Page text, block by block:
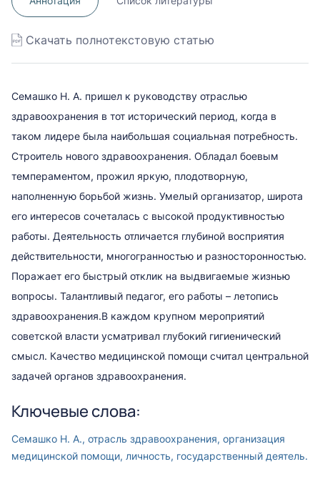
Скачать полнотекстовую статью
Семашко Н. А. пришел к руководству отраслью
здравоохранения в тот исторический период, когда в
таком лидере была наибольшая социальная потребность.
Строитель нового здравоохранения. Обладал боевым
темпераментом, прожил яркую, плодотворную,
наполненную борьбой жизнь. Умелый организатор, широта
его интересов сочеталась с высокой продуктивностью
работы. Деятельность отличается глубиной восприятия
действительности, многогранностью и разносторонностью.
Поражает его быстрый отклик на выдвигаемые жизнью
вопросы. Талантливый педагог, его работы – летопись
здравоохранения.В каждом крупном мероприятий
советской власти усматривал глубокий гигиенический
смысл. Качество медицинской помощи считал центральной
задачей органов здравоохранения.
Ключевые слова:
Семашко Н. А., отрасль здравоохранения, организация
медицинской помощи, личность, государственный деятель.